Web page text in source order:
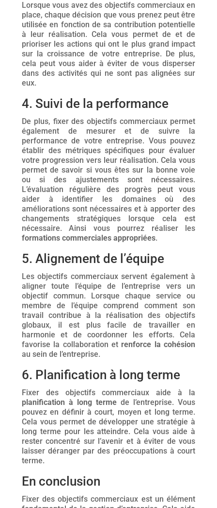
Lorsque vous avez des objectifs commerciaux en
place, chaque décision que vous prenez peut être
utilisée en fonction de sa contribution potentielle
à leur réalisation. Cela vous permet de et de
prioriser les actions qui ont le plus grand impact
sur la croissance de votre entreprise. De plus,
cela peut vous aider à éviter de vous disperser
dans des activités qui ne sont pas alignées sur
eux.
4. Suivi de la performance
De plus, fixer des objectifs commerciaux permet
également de mesurer et de suivre la
performance de votre entreprise. Vous pouvez
établir des métriques spécifiques pour évaluer
votre progression vers leur réalisation. Cela vous
permet de savoir si vous êtes sur la bonne voie
ou si des ajustements sont nécessaires.
L’évaluation régulière des progrès peut vous
aider à identifier les domaines où des
améliorations sont nécessaires et à apporter des
changements stratégiques lorsque cela est
nécessaire. Ainsi vous pourrez réaliser les
formations commerciales appropriées.
5. Alignement de l’équipe
Les objectifs commerciaux servent également à
aligner toute l’équipe de l’entreprise vers un
objectif commun. Lorsque chaque service ou
membre de l’équipe comprend comment son
travail contribue à la réalisation des objectifs
globaux, il est plus facile de travailler en
harmonie et de coordonner les efforts. Cela
favorise la collaboration et renforce la cohésion
au sein de l’entreprise.
6. Planification à long terme
Fixer des objectifs commerciaux aide à la
planification à long terme de l’entreprise. Vous
pouvez en définir à court, moyen et long terme.
Cela vous permet de développer une stratégie à
long terme pour les atteindre. Cela vous aide à
rester concentré sur l’avenir et à éviter de vous
laisser déranger par des préoccupations à court
terme.
En conclusion
Fixer des objectifs commerciaux est un élément